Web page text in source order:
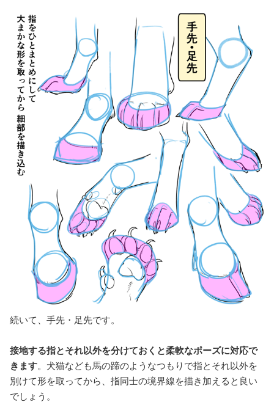
続いて、手先・足先です。
接地する指とそれ以外を分けておくと柔軟なポーズに対応で
きます。犬猫なども馬の蹄のようなつもりで指とそれ以外を
別けて形を取ってから、指同士の境界線を描き加えると良い
でしょう。